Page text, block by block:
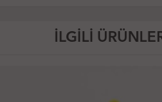
İLGİLİ